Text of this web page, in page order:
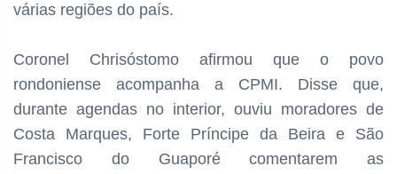
várias regiões do país.
Coronel Chrisóstomo afirmou que o povo
rondoniense acompanha a CPMI. Disse que,
durante agendas no interior, ouviu moradores de
Costa Marques, Forte Príncipe da Beira e São
Francisco do Guaporé comentarem as